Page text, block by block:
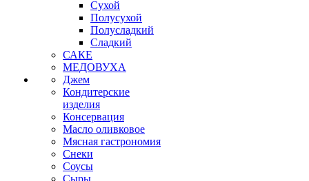
Сухой
Полусухой
Полусладкий
Сладкий
САКЕ
МЕДОВУХА
Джем
Кондитерские
изделия
Консервация
Масло оливковое
Мясная гастрономия
Снеки
Соусы
Сыры